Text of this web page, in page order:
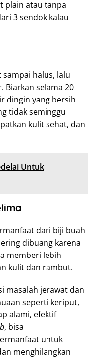
plain atau tanpa
3 sendok kalau
halus, lalu
Biarkan selama 20
dingin yang bersih.
tidak seminggu
kulit sehat, dan
Untuk
dari biji buah
dibuang karena
memberi lebih
kulit dan rambut.
masalah jerawat dan
seperti keriput,
alami, efektif
, bisa
untuk
menghilangkan